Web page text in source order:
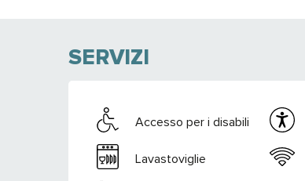
SERVIZI
Accesso per i disabili
Lavastoviglie